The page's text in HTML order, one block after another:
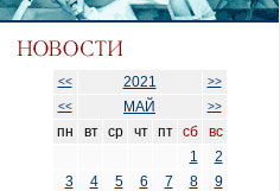
<< 2021
>>
<<
МАЙ >>
пн вт ср чт пт сб
вс
1
2
3
4 5 6 7 8
9